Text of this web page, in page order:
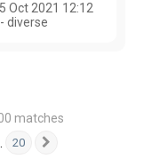
Oct 2021 12:12
- diverse
matches
20